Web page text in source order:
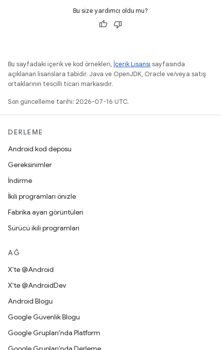
Bu size yardımcı oldu mu?
Bu sayfadaki içerik ve kod örnekleri, İçerik Lisansı sayfasında
açıklanan lisanslara tabidir. Java ve OpenJDK, Oracle ve/veya satış
ortaklarının tescilli ticari markasıdır.
Son güncelleme tarihi: 2026-07-16 UTC.
DERLEME
Android kod deposu
Gereksinimler
İndirme
İkili programları önizle
Fabrika ayarı görüntüleri
Sürücü ikili programları
AĞ
X'te @Android
X'te @AndroidDev
Android Blogu
Google Güvenlik Blogu
Google Grupları'nda Platform